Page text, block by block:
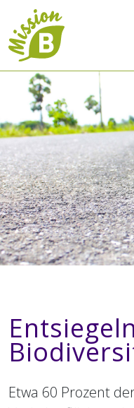
Etwa 60 Prozent